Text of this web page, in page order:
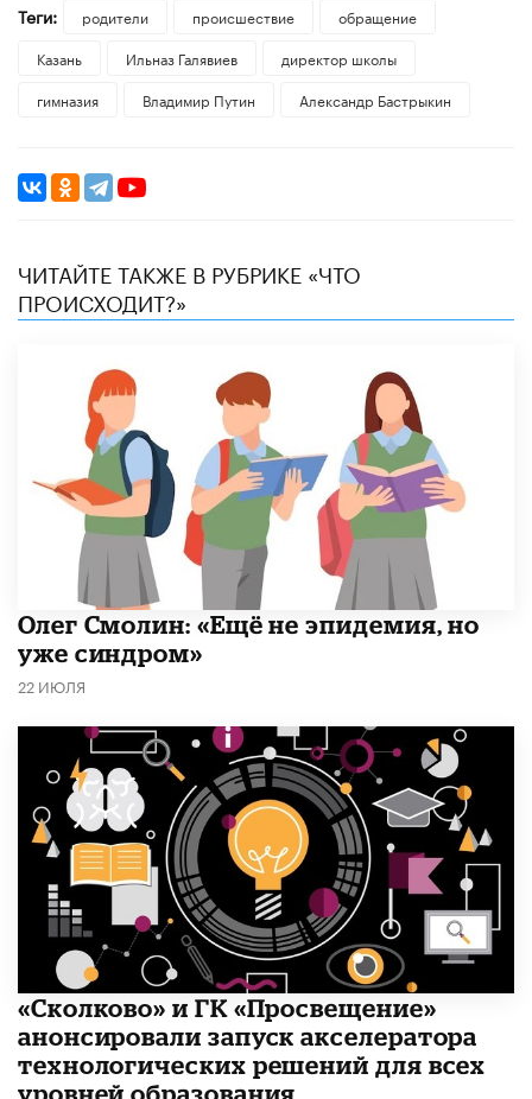
Теги: родители происшествие
обращение
Казань
Ильназ Галявиев
директор школы
гимназия
Владимир Путин Александр Бастрыкин
ЧИТАЙТЕ ТАКЖЕ В РУБРИКЕ «ЧТО
ПРОИСХОДИТ?»
​Олег Смолин: «Ещё не эпидемия, но
уже синдром»
22 ИЮЛЯ
«Сколково» и ГК «Просвещение»
анонсировали запуск акселератора
технологических решений для всех
уровней образования